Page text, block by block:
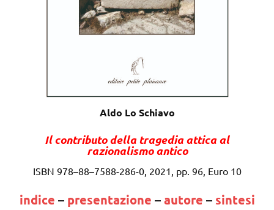
Aldo Lo Schiavo
Il contributo della tragedia attica al
razionalismo antico
ISBN 978–88–7588-286-0, 2021, pp. 96, Euro 10
indice – presentazione –autore – sintesi